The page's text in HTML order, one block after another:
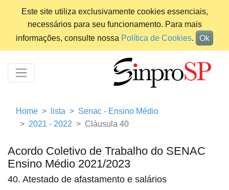
Este site utiliza exclusivamente cookies essenciais,
necessários para seu funcionamento. Para mais
informações, consulte nossa Política de Cookies. Ok
Home lista
Senac - Ensino Médio
2021 - 2022
Cláusula 40
Acordo Coletivo de Trabalho do SENAC
Ensino Médio 2021/2023
40. Atestado de afastamento e salários